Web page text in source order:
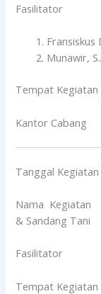
Fransiskus
Munawir,
Tempat
Kantor
Tanggal
Nama
& Sandang Tani
Fasilitator :
Tempat